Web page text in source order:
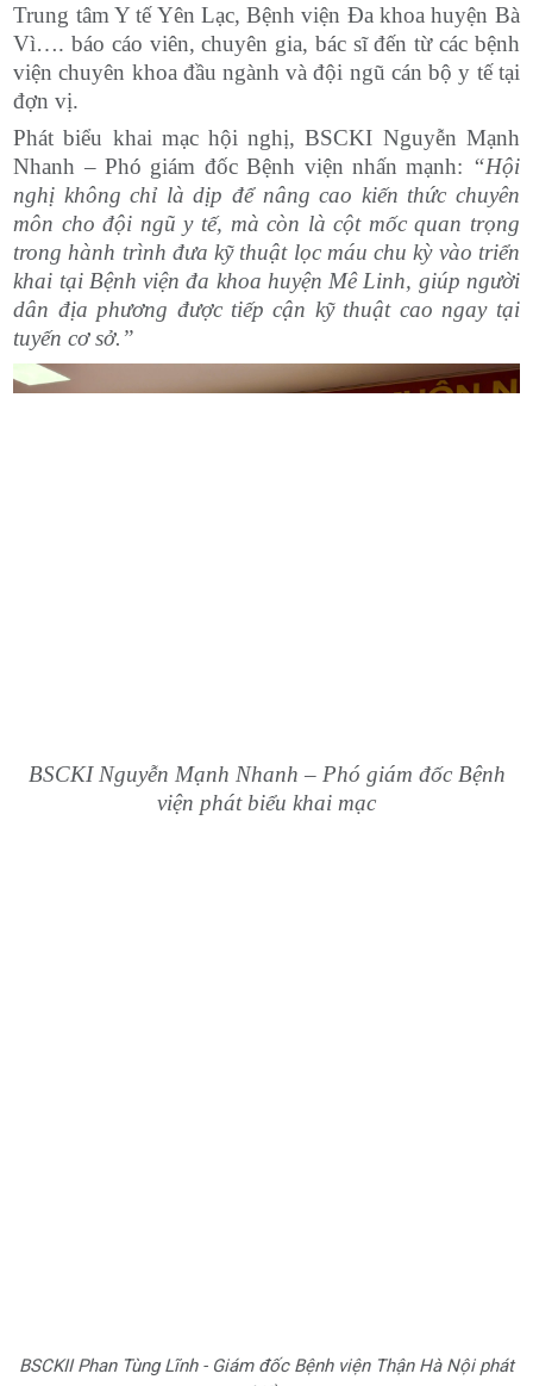
Trung tâm Y tế Yên Lạc, Bệnh viện Đa khoa huyện Bà
Vì…. báo cáo viên, chuyên gia, bác sĩ đến từ các bệnh
viện chuyên khoa đầu ngành và đội ngũ cán bộ y tế tại
đợn vị.
Phát biểu khai mạc hội nghị, BSCKI Nguyễn Mạnh
Nhanh – Phó giám đốc Bệnh viện nhấn mạnh: “Hội
nghị không chỉ là dịp để nâng cao kiến thức chuyên
môn cho đội ngũ y tế, mà còn là cột mốc quan trọng
trong hành trình đưa kỹ thuật lọc máu chu kỳ vào triển
khai tại Bệnh viện đa khoa huyện Mê Linh, giúp người
dân địa phương được tiếp cận kỹ thuật cao ngay tại
tuyến cơ sở.”
BSCKI Nguyễn Mạnh Nhanh – Phó giám đốc Bệnh
viện phát biểu khai mạc
BSCKII Phan Tùng Lĩnh - Giám đốc Bệnh viện Thận Hà Nội phát